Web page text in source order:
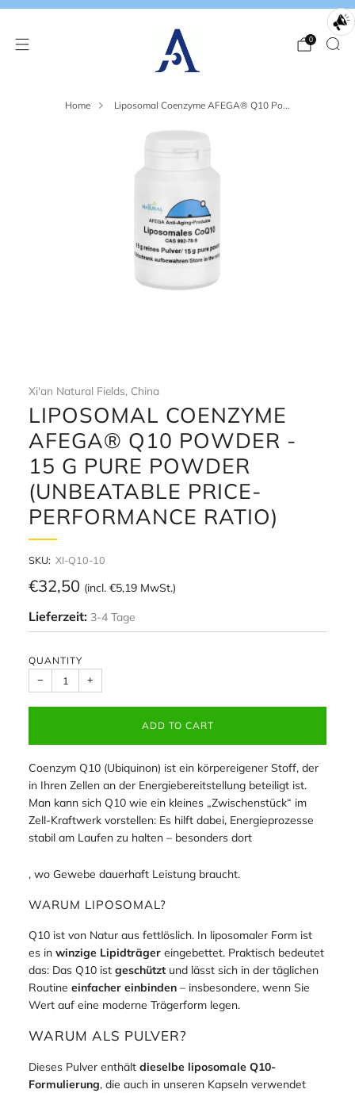
0
Home Liposomal Coenzyme AFEGA® Q10 Po...
Xi'an Natural Fields, China
LIPOSOMAL COENZYME
AFEGA® Q10 POWDER -
15 G PURE POWDER
(UNBEATABLE PRICE-
PERFORMANCE RATIO)
SKU: XI-Q10-10
Regular
price
€32,50 (incl. €5,19 MwSt.)
Lieferzeit: 3-4 Tage
QUANTITY
− +
ADD TO CART
Coenzym Q10 (Ubiquinon) ist ein körpereigener Stoff, der
in Ihren Zellen an der Energiebereitstellung beteiligt ist.
Man kann sich Q10 wie ein kleines „Zwischenstück“ im
Zell-Kraftwerk vorstellen: Es hilft dabei, Energieprozesse
stabil am Laufen zu halten – besonders dort
, wo Gewebe dauerhaft Leistung braucht.
WARUM LIPOSOMAL?
Q10 ist von Natur aus fettlöslich. In liposomaler Form ist
es in winzige Lipidträger eingebettet. Praktisch bedeutet
das: Das Q10 ist geschützt und lässt sich in der täglichen
Routine einfacher einbinden – insbesondere, wenn Sie
Wert auf eine moderne Trägerform legen.
WARUM ALS PULVER?
Dieses Pulver enthält dieselbe liposomale Q10-
Formulierung, die auch in unseren Kapseln verwendet